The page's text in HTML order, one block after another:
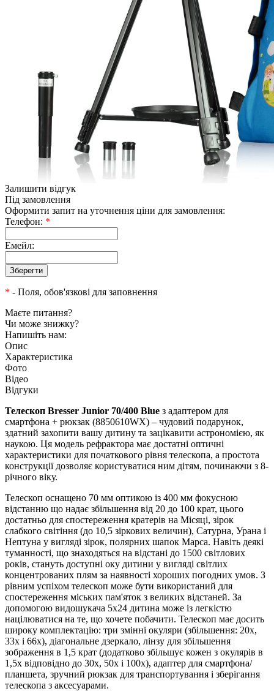
Залишити відгук
Під замовлення
Оформити запит на уточнення ціни для замовлення:
Телефон: *
Емейл:
* - Поля, обов'язкові для заповнення
Маєте питання?
Чи може знижку?
Напишіть нам:
Опис
Характеристика
Фото
Відео
Відгуки
Телескоп Bresser Junior 70/400 Blue з адаптером для
смартфона + рюкзак (8850610WX) – чудовий подарунок,
здатний захопити вашу дитину та зацікавити астрономією, як
наукою. Ця модель рефрактора має достатні оптичні
характеристики для початкового рівня телескопа, а простота
конструкції дозволяє користуватися ним дітям, починаючи з 8-
річного віку.
Телескоп оснащено 70 мм оптикою із 400 мм фокусною
відстанню що надає збільшення від 20 до 100 крат, цього
достатньо для спостереження кратерів на Місяці, зірок
слабкого світіння (до 10,5 зіркових величин), Сатурна, Урана і
Нептуна у вигляді зірок, полярних шапок Марса. Навіть деякі
туманності, що знаходяться на відстані до 1500 світлових
років, стануть доступні оку дитини у вигляді світлих
концентрованих плям за наявності хороших погодних умов. З
рівним успіхом телескоп може бути використаний для
спостереження міських пам'яток з великих відстаней. За
допомогою видошукача 5x24 дитина може із легкістю
націлюватися на те, що хочете побачити. Телескоп має досить
широку комплектацію: три змінні окуляри (збільшення: 20x,
33x і 66x), діагональне дзеркало, лінзу для збільшення
зображення в 1,5 крат (додатково збільшує кожен з окулярів в
1,5x відповідно до 30x, 50x і 100x), адаптер для смартфона/
планшета, зручний рюкзак для транспортування і зберігання
телескопа з аксесуарами.